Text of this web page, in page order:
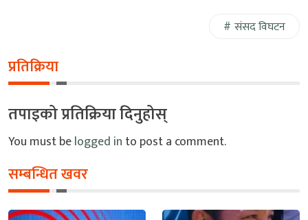
संसद विघटन
प्रतिक्रिया
तपाइको प्रतिक्रिया दिनुहोस्
You must belogged in to post a comment.
सम्बन्धित खवर